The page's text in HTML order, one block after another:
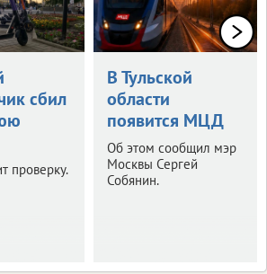
сбил
проверку.
В Тульской
области
появится МЦД
Об этом сообщил мэр
Москвы Сергей
Собянин.